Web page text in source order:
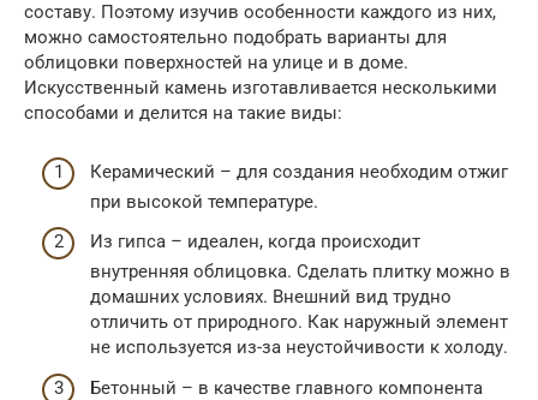
составу. Поэтому изучив особенности каждого из них,
можно самостоятельно подобрать варианты для
облицовки поверхностей на улице и в доме.
Искусственный камень изготавливается несколькими
способами и делится на такие виды:
Керамический – для создания необходим отжиг
при высокой температуре.
Из гипса – идеален, когда происходит
внутренняя облицовка. Сделать плитку можно в
домашних условиях. Внешний вид трудно
отличить от природного. Как наружный элемент
не используется из-за неустойчивости к холоду.
Бетонный – в качестве главного компонента